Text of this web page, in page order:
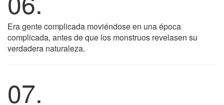
Era gente complicada moviéndose en una época
complicada, antes de que los monstruos revelasen su
verdadera naturaleza.
07.